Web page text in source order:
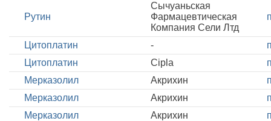
Рутин
Сычуаньская
Фармацевтическая
Компания Сели Лтд
Цитоплатин -
Цитоплатин
Cipla
Мерказолил
Акрихин
Мерказолил
Акрихин
Мерказолил
Акрихин